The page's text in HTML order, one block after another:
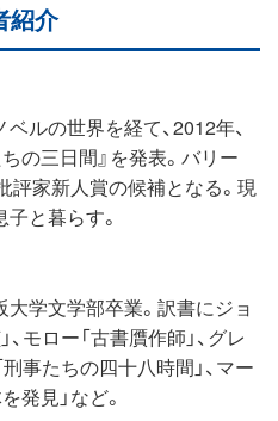
紹介
ルの世界を経て、2012年、
の三日間』を発表。バリー
評家新人賞の候補となる。現
と暮らす。
学文学部卒業。訳書にジョ
モロー「古書贋作師」、グレ
事たちの四十八時間」、マー
発見」など。